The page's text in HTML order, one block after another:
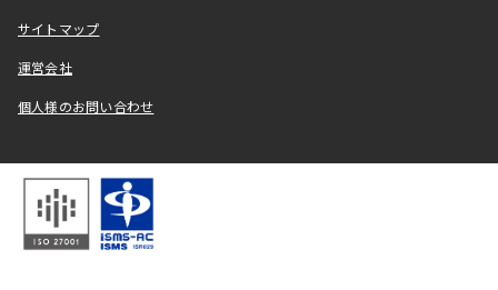
サイトマップ
運営会社
個人様のお問い合わせ